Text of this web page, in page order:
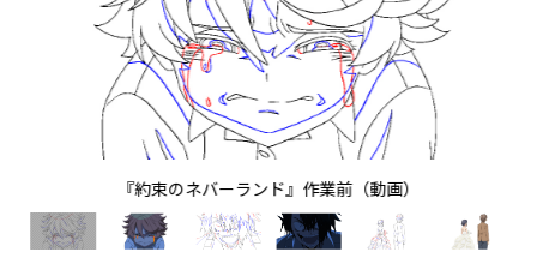
『約束のネバーランド』作業前（動画）